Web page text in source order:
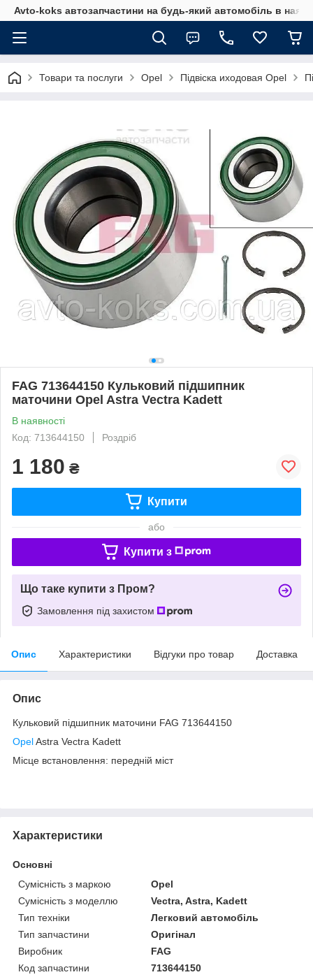
Avto-koks автозапчастини на будь-який автомобіль в
Товари та послуги Opel Підвіска иходовая Opel
FAG 713644150 Кульковий підшипник
маточини Opel Astra Vectra Kadett
В наявності
Код: 713644150
Роздріб
1 180 ₴
Купити
або
Купити з
Що таке купити з Пром?
Замовлення під захистом
Опис Характеристики Відгуки про товар Доставка
Опис
Кульковий підшипник маточини FAG 713644150
OpelAstra Vectra Kadett
Місце встановлення: передній міст
Характеристики
Основні
Сумісність з маркою
Opel
Сумісність з моделлю
Vectra, Astra, Kadett
Тип техніки
Легковий автомобіль
Тип запчастини
Оригінал
Виробник
FAG
Код запчастини
713644150